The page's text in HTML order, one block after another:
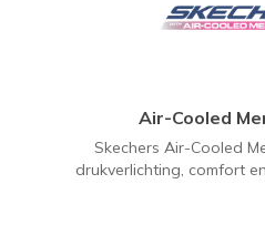
Air-Cooled
Skechers Air-Cooled
drukverlichting, comfort